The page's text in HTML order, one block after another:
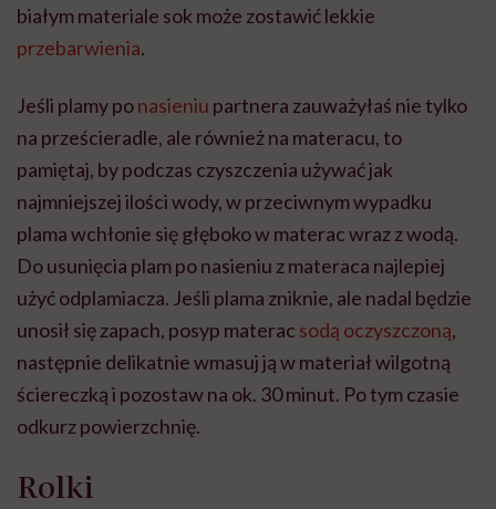
białym materiale sok może zostawić lekkie
przebarwienia.
Jeśli plamy ponasieniu partnera zauważyłaś nie tylko
na prześcieradle, ale również na materacu, to
pamiętaj, by podczas czyszczenia używać jak
najmniejszej ilości wody, w przeciwnym wypadku
plama wchłonie się głęboko w materac wraz z wodą.
Do usunięcia plam po nasieniu z materaca najlepiej
użyć odplamiacza. Jeśli plama zniknie, ale nadal będzie
unosił się zapach, posyp materac sodą oczyszczoną,
następnie delikatnie wmasuj ją w materiał wilgotną
ściereczką i pozostaw na ok. 30 minut. Po tym czasie
odkurz powierzchnię.
Rolki